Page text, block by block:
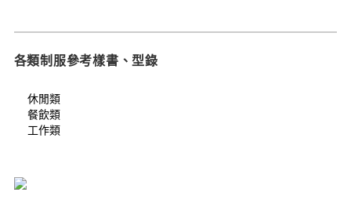
各類制服參考樣書、型錄
休閒類
餐飲類
工作類